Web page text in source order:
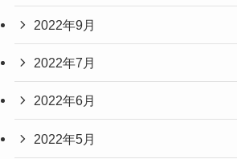
2022年9月
2022年7月
2022年6月
2022年5月